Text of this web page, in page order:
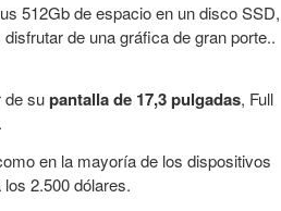
512Gb de espacio en un disco SSD,
de una gráfica de gran porte..
de supantalla de 17,3 pulgadas, Full
en la mayoría de los dispositivos
2.500 dólares.